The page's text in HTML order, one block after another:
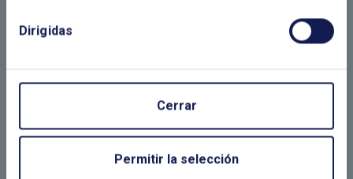
Dirigidas
Cerrar
Permitir la selección
¿Quiénes somos?
Red de jóvenes
Empresas asociadas